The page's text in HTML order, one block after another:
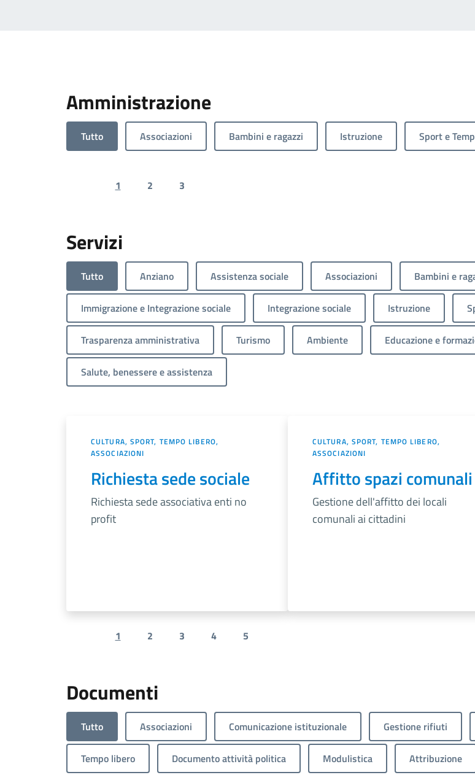
Amministrazione
Tutto Associazioni Bambini e ragazzi Istruzione Sport e
Previous page
1 2 3
Servizi
Tutto Anziano Assistenza sociale Associazioni Bambini e
Immigrazione e Integrazione sociale Integrazione sociale Istruzione
Trasparenza amministrativa Turismo Ambiente Educazione e
Salute, benessere e assistenza
CULTURA, SPORT, TEMPO LIBERO,
ASSOCIAZIONI
Richiesta sede sociale
Richiesta sede associativa enti no
profit
CULTURA, SPORT, TEMPO LIBERO,
ASSOCIAZIONI
Affitto spazi comunali
Gestione dell'affitto dei locali
comunali ai cittadini
Previous page
1 2 3 4 5
Documenti
Tutto Associazioni Comunicazione istituzionale Gestione rifiuti
Tempo libero Documento attività politica Modulistica Attribuzione